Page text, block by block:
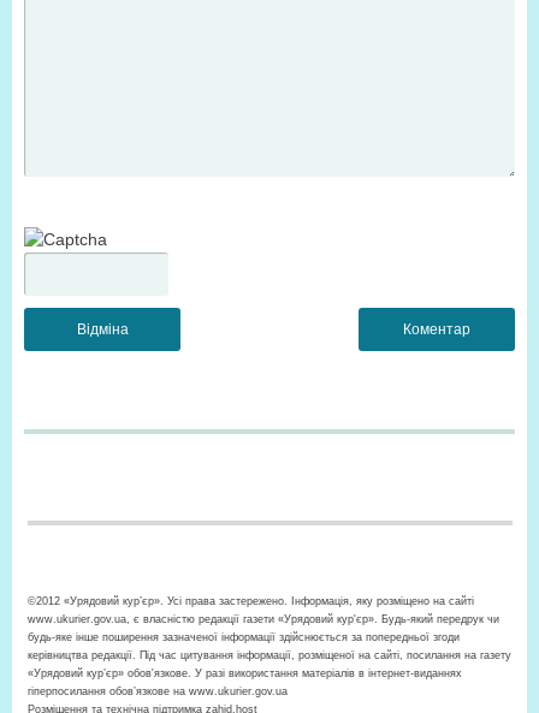
©2012 «Урядовий кур’єр». Усі права застережено. Інформація, яку розміщено на сайті
www.ukurier.gov.ua, є власністю редакції газети «Урядовий кур'єр». Будь-який передрук чи
будь-яке інше поширення зазначеної інформації здійснюється за попередньої згоди
керівництва редакції. Під час цитування інформації, розміщеної на сайті, посилання на газету
«Урядовий кур’єр» обов'язкове. У разі використання матеріалів в інтернет-виданнях
гіперпосилання обов’язкове на www.ukurier.gov.ua
Розміщення та технічна підтримка zahid.host